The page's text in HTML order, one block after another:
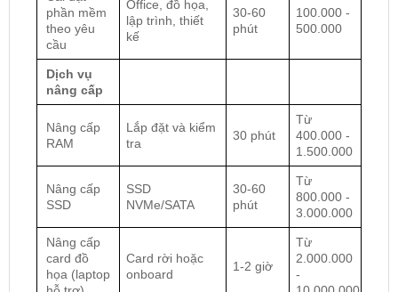
phần mềm
theo yêu
cầu
Office, đồ họa,
lập trình, thiết
kế
30-60
phút
100.000 -
500.000
Dịch vụ
nâng cấp
Nâng cấp
RAM
Lắp đặt và kiểm
tra
30 phút
Từ
400.000 -
1.500.000
Nâng cấp
SSD
SSD
NVMe/SATA
30-60
phút
Từ
800.000 -
3.000.000
Nâng cấp
card đồ
họa (laptop
Card rời hoặc
onboard
1-2 giờ
Từ
2.000.000
-